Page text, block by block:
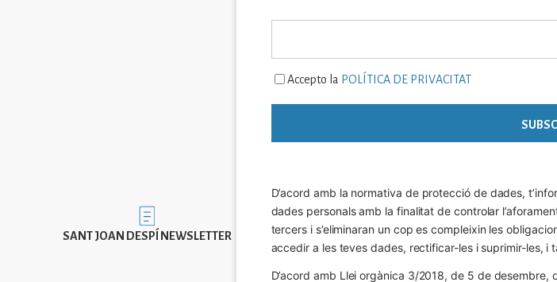
Imatge
SANT JOAN DESPÍ NEWSLETTER
Accepto la POLÍTICA DE PRIVACITAT
D’acord amb la normativa de protecció de dades,
dades personals amb la finalitat de controlar
tercers i s’eliminaran un cop es compleixin les
accedir a les teves dades, rectificar-les i suprimir-les,
D’acord amb Llei orgànica 3/2018, de 5 de